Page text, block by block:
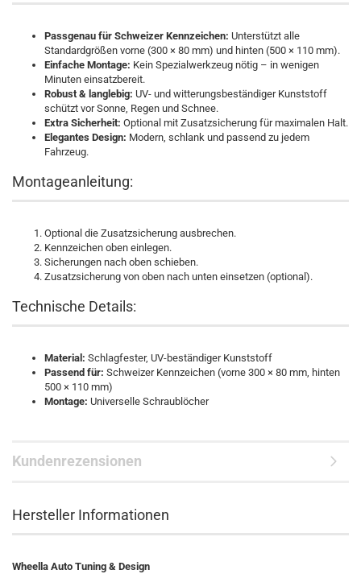
Passgenau für Schweizer Kennzeichen: Unterstützt alle
Standardgrößen vorne (300 × 80 mm) und hinten (500 × 110 mm).
Einfache Montage: Kein Spezialwerkzeug nötig – in wenigen
Minuten einsatzbereit.
Robust & langlebig: UV- und witterungsbeständiger Kunststoff
schützt vor Sonne, Regen und Schnee.
Extra Sicherheit: Optional mit Zusatzsicherung für maximalen Halt.
Elegantes Design: Modern, schlank und passend zu jedem
Fahrzeug.
Montageanleitung:
Optional die Zusatzsicherung ausbrechen.
Kennzeichen oben einlegen.
Sicherungen nach oben schieben.
Zusatzsicherung von oben nach unten einsetzen (optional).
Technische Details:
Material: Schlagfester, UV-beständiger Kunststoff
Passend für: Schweizer Kennzeichen (vorne 300 × 80 mm, hinten
500 × 110 mm)
Montage: Universelle Schraublöcher
Kundenrezensionen
Hersteller Informationen
Wheella Auto Tuning & Design